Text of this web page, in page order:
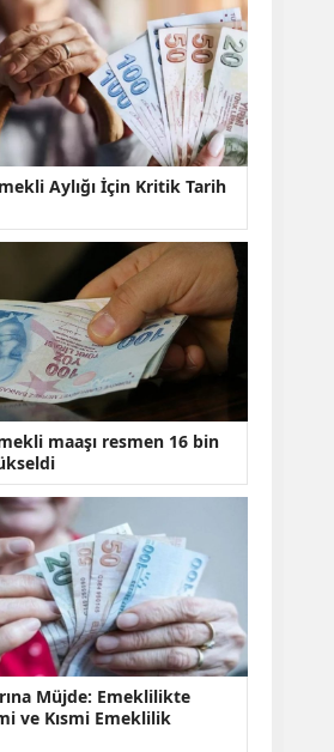
KOSGEB’den
KOBİ’lere Dev
Finansman Hamlesi:
36 Ay Vadeli 30
Milyon TL Destek
Emekli Maaşlarında
Temmuz Hesabı:
Zam Oranı ve Taban
Aylık İçin Yeni
Aylığı İçin Kritik Tarih
maaşı resmen 16 bin
Müjde: Emeklilikte
ve Kısmi Emeklilik